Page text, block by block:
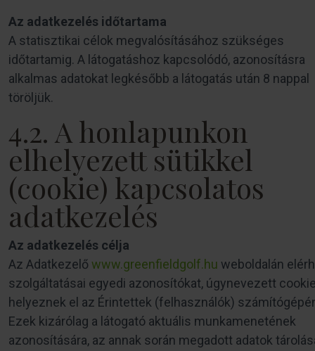
Az adatkezelés időtartama
A statisztikai célok megvalósításához szükséges
időtartamig. A látogatáshoz kapcsolódó, azonosításra
alkalmas adatokat legkésőbb a látogatás után 8 nappal
töröljük.
4.2. A honlapunkon
elhelyezett sütikkel
(cookie) kapcsolatos
adatkezelés
Az adatkezelés célja
Az Adatkezelő www.greenfieldgolf.hu weboldalán
szolgáltatásai egyedi azonosítókat, úgynevezett
helyeznek el az Érintettek (felhasználók)
Ezek kizárólag a látogató aktuális munkamenetének
azonosítására, az annak során megadott adatok